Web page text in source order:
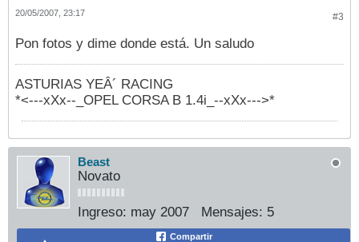
#3
20/05/2007, 23:17
Pon fotos y dime donde está. Un saludo
ASTURIAS YEÂ´ RACING
*<---xXx--_OPEL CORSA B 1.4i_--xXx--->*
Beast
Novato
Ingreso: may 2007 Mensajes: 5
Compartir